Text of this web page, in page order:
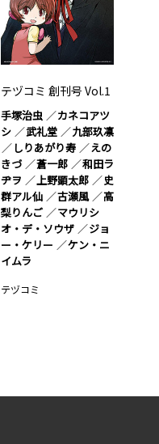
テヅコミ 創刊号 Vol.1
手塚治虫
カネコアツ
シ
武礼堂
九部玖凛
しりあがり寿
えの
きづ
蒼一郎
和田ラ
ヂヲ
上野顕太郎
史
群アル仙
古瀬風
高
梨りんご
マウリシ
オ・デ・ソウザ
ジョ
ー・ケリー
ケン・ニ
イムラ
テヅコミ